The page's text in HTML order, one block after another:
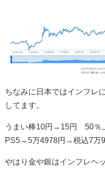
ちなみに日本ではインフレ
してます。
うまい棒10円→15円 50％
PS5→5万4978円→税込7万
やはり金や銀はインフレヘ